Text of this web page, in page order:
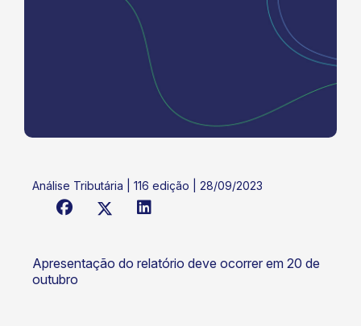
Análise Tributária | 116 edição | 28/09/2023
Apresentação do relatório deve ocorrer em 20 de
outubro